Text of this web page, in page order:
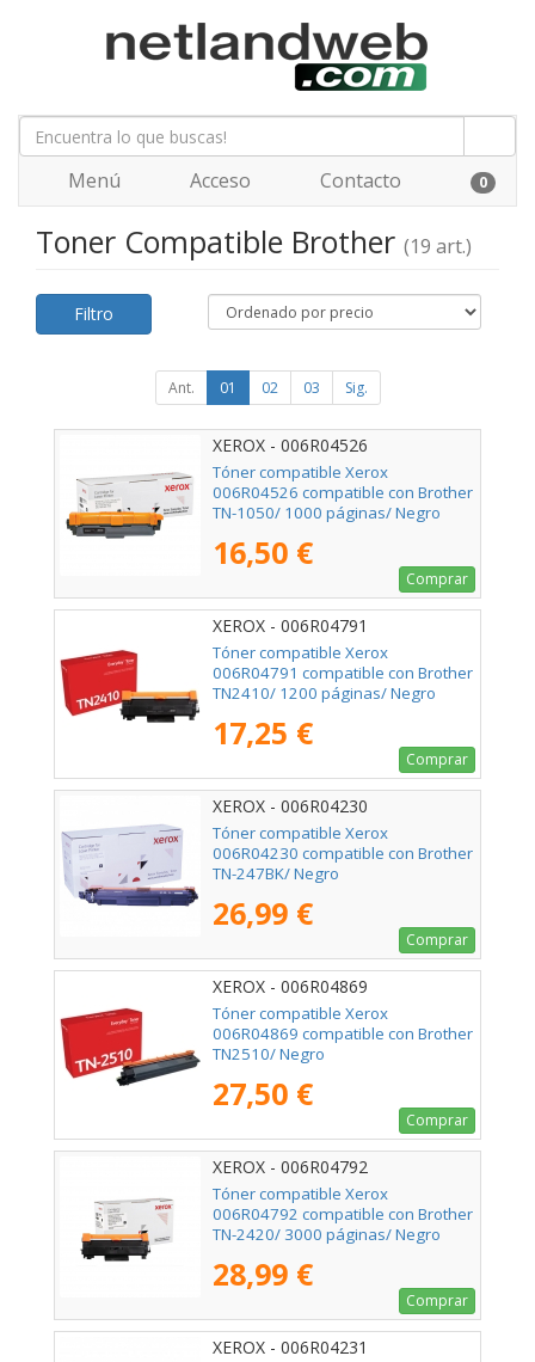
Menú Acceso Contacto 0
Toner Compatible Brother (19 art.)
Filtro
Ant. 01 02 03 Sig.
XEROX - 006R04526
Tóner compatible Xerox
006R04526 compatible con Brother
TN-1050/ 1000 páginas/ Negro
16,50 €
Comprar
XEROX - 006R04791
Tóner compatible Xerox
006R04791 compatible con Brother
TN2410/ 1200 páginas/ Negro
17,25 €
Comprar
XEROX - 006R04230
Tóner compatible Xerox
006R04230 compatible con Brother
TN-247BK/ Negro
26,99 €
Comprar
XEROX - 006R04869
Tóner compatible Xerox
006R04869 compatible con Brother
TN2510/ Negro
27,50 €
Comprar
XEROX - 006R04792
Tóner compatible Xerox
006R04792 compatible con Brother
TN-2420/ 3000 páginas/ Negro
28,99 €
Comprar
XEROX - 006R04231